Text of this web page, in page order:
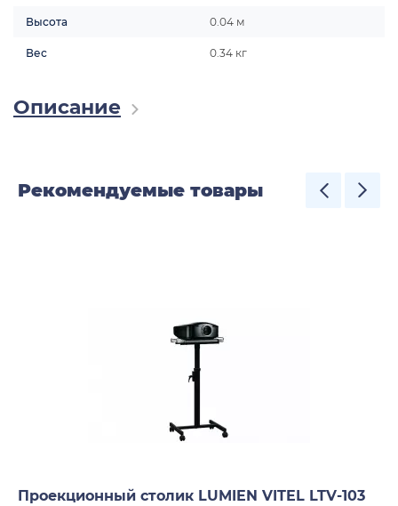
Высота 0.04 м
Вес 0.34 кг
Описание
Рекомендуемые товары
Проекционный столик LUMIEN VITEL LTV-103